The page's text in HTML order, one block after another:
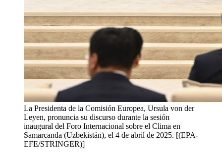
La Presidenta de la Comisión Europea, Ursula von der
Leyen, pronuncia su discurso durante la sesión
inaugural del Foro Internacional sobre el Clima en
Samarcanda (Uzbekistán), el 4 de abril de 2025. [(EPA-
EFE/STRINGER)]